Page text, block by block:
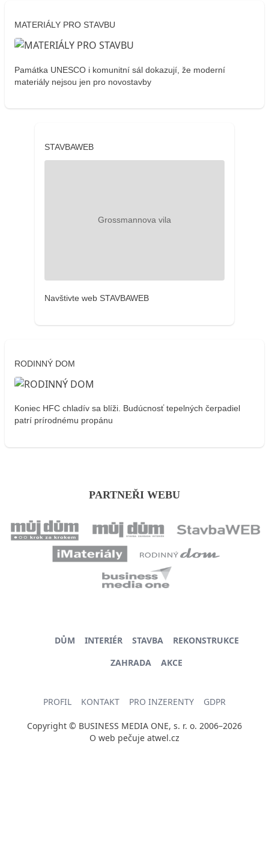
MATERIÁLY PRO STAVBU
Památka UNESCO i komunitní sál dokazují, že moderní
materiály nejsou jen pro novostavby
STAVBAWEB
Navštivte web STAVBAWEB
RODINNÝ DOM
Koniec HFC chladív sa blíži. Budúcnosť tepelných čerpadiel
patrí prírodnému propánu
PARTNEŘI WEBU
DŮM INTERIÉR STAVBA
REKONSTRUKCE
ZAHRADA
AKCE
PROFIL KONTAKT PRO INZERENTY GDPR
Copyright © BUSINESS MEDIA ONE, s. r. o. 2006–2026